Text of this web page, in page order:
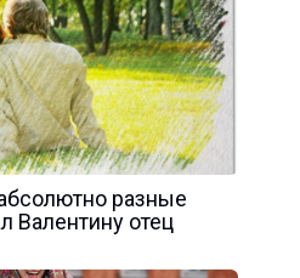
разные
Валентину отец